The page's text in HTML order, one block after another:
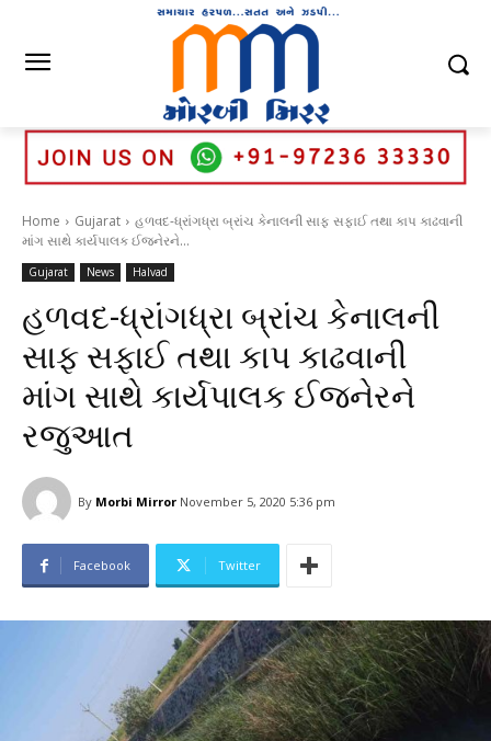
Home Gujarat
હળવદ-ધ્રાંગધ્રા બ્રાંચ કેનાલની સાફ સફાઈ તથા કાપ કાઢવાની
માંગ સાથે કાર્યપાલક ઈજનેરને...
Gujarat News Halvad
હળવદ-ધ્રાંગધ્રા બ્રાંચ કેનાલની
સાફ સફાઈ તથા કાપ કાઢવાની
માંગ સાથે કાર્યપાલક ઈજનેરને
રજુઆત
By Morbi Mirror November 5, 2020 5:36 pm
Facebook Twitter